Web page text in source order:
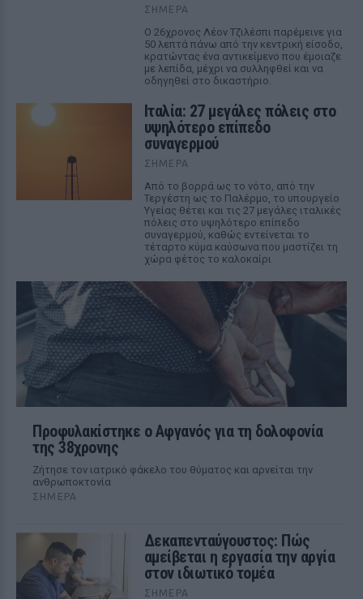
ΣΉΜΕΡΑ
Ο 26χρονος Λέον Τζιλέσπι παρέμεινε για
50 λεπτά πάνω από την κεντρική είσοδο,
κρατώντας ένα αντικείμενο που έμοιαζε
με λεπίδα, μέχρι να συλληφθεί και να
οδηγηθεί στο δικαστήριο.
Ιταλία: 27 μεγάλες πόλεις στο
υψηλότερο επίπεδο
συναγερμού
ΣΉΜΕΡΑ
Από το βορρά ως το νότο, από την
Τεργέστη ως το Παλέρμο, το υπουργείο
Υγείας θέτει και τις 27 μεγάλες ιταλικές
πόλεις στο υψηλότερο επίπεδο
συναγερμού, καθώς εντείνεται το
τέταρτο κύμα καύσωνα που μαστίζει τη
χώρα φέτος το καλοκαίρι
Προφυλακίστηκε ο Αφγανός για τη δολοφονία
της 38χρονης
Ζήτησε τον ιατρικό φάκελο του θύματος και αρνείται την
ανθρωποκτονία
ΣΉΜΕΡΑ
Δεκαπενταύγουστος: Πώς
αμείβεται η εργασία την αργία
στον ιδιωτικό τομέα
ΣΉΜΕΡΑ